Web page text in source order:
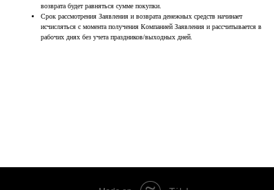
возврата будет равняться сумме покупки.
Срок рассмотрения Заявления и возврата денежных средств начинает
исчисляться с момента получения Компанией Заявления и рассчитывается в
рабочих днях без учета праздников/выходных дней.